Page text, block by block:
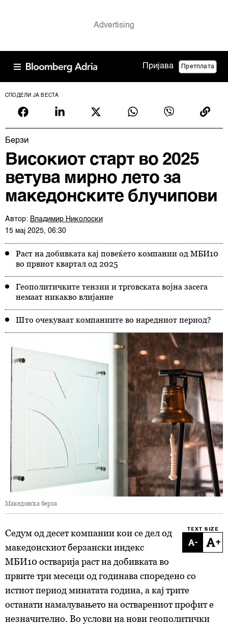
Пријава Претплата
СПОДЕЛИ ЈА ВЕСТА
Берзи
Високиот старт во 2025
ветува мирно лето за
македонските блучипови
Автор: Владимир Николоски
15 мај 2025, 06:30
Раст на добивката кај повеќето компании од МБИ10
во првиот квартал од 2025
Геополитичките тензии и трговската војна засега
немаат никакво влијание
Што очекуваат компаниите во наредниот период?
Македонска берза
TEXT SIZE
- +
Седум од десет компании кои се дел од
македонскиот берзански индекс
МБИ10 остварија раст на добивката во
првите три месеци од годинава споредено со
истиот период минатата година, а кај трите
останати намалувањето на остварениот профит е
незначително. Во услови на нови геополитички